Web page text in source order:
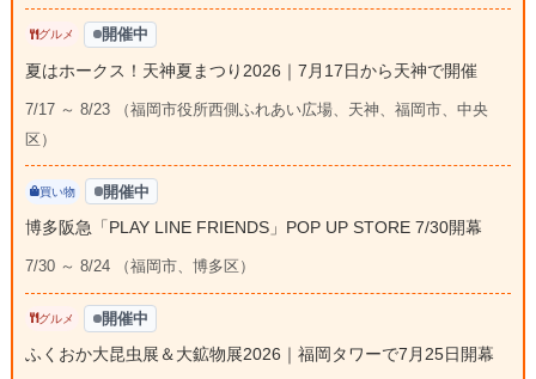
グルメ 開催中
夏はホークス！天神夏まつり2026｜7月17日から天神で開催
7/17 ～ 8/23 （福岡市役所西側ふれあい広場、天神、福岡市、中央
区）
買い物 開催中
博多阪急「PLAY LINE FRIENDS」POP UP STORE 7/30開幕
7/30 ～ 8/24 （福岡市、博多区）
グルメ 開催中
ふくおか大昆虫展＆大鉱物展2026｜福岡タワーで7月25日開幕